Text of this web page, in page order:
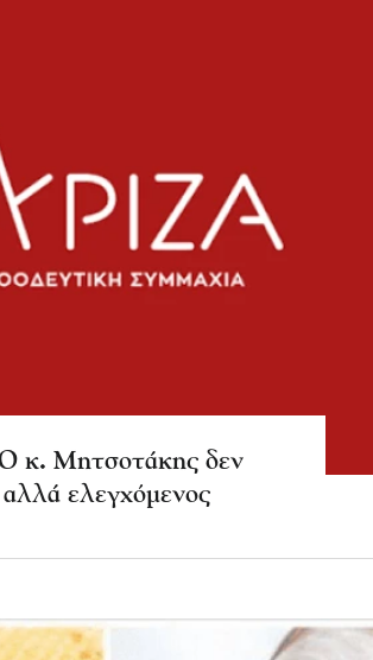
κ. Μητσοτάκης δεν
αλλά ελεγχόμενος